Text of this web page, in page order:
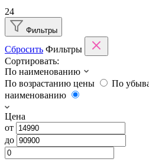
24
Фильтры
Сбросить Фильтры
Сортировать:
По наименованию
По возрастанию цены
По
наименованию
Цена
от
до